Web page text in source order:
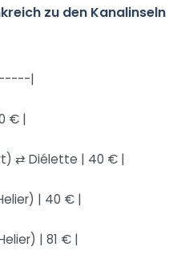
zu den Kanalinseln
|
€ |
⇄ Diélette | 40 € |
| 40 € |
| 81 € |